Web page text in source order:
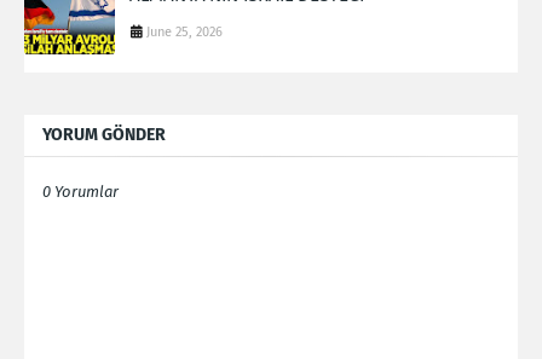
June 25, 2026
YORUM GÖNDER
0 Yorumlar